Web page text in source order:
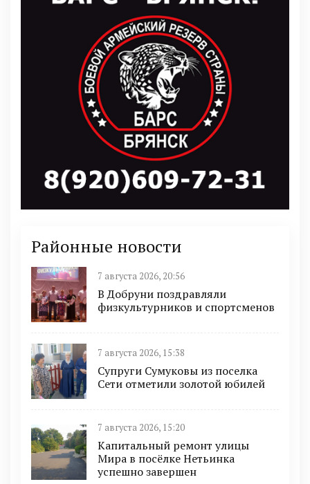
Районные новости
7 августа 2026, 20:56
В Добруни поздравляли
физкультурников и спортсменов
7 августа 2026, 15:38
Супруги Сумуковы из поселка
Сети отметили золотой юбилей
7 августа 2026, 15:20
Капитальный ремонт улицы
Мира в посёлке Нетьинка
успешно завершен